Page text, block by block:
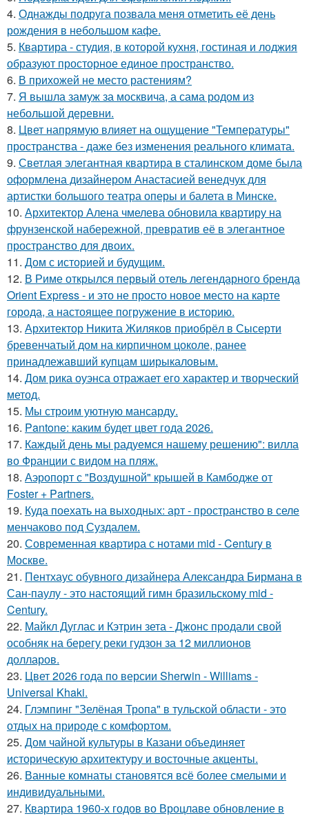
4. Однажды подруга позвала меня отметить её день
рождения в небольшом кафе.
5. Квартира - студия, в которой кухня, гостиная и лоджия
образуют просторное единое пространство.
6. В прихожей не место растениям?
7. Я вышла замуж за москвича, а сама родом из
небольшой деревни.
8. Цвет напрямую влияет на ощущение "Температуры"
пространства - даже без изменения реального климата.
9. Светлая элегантная квартира в сталинском доме была
оформлена дизайнером Анастасией венедчук для
артистки большого театра оперы и балета в Минске.
10. Архитектор Алена чмелева обновила квартиру на
фрунзенской набережной, превратив её в элегантное
пространство для двоих.
11. Дом с историей и будущим.
12. В Риме открылся первый отель легендарного бренда
Orient Express - и это не просто новое место на карте
города, а настоящее погружение в историю.
13. Архитектор Никита Жиляков приобрёл в Сысерти
бревенчатый дом на кирпичном цоколе, ранее
принадлежавший купцам ширыкаловым.
14. Дом рика оуэнса отражает его характер и творческий
метод.
15. Мы строим уютную мансарду.
16. Pantone: каким будет цвет года 2026.
17. Каждый день мы радуемся нашему решению": вилла
во Франции с видом на пляж.
18. Аэропорт с "Воздушной" крышей в Камбодже от
Foster + Partners.
19. Куда поехать на выходных: арт - пространство в селе
менчаково под Суздалем.
20. Современная квартира с нотами mid - Century в
Москве.
21. Пентхаус обувного дизайнера Александра Бирмана в
Сан-паулу - это настоящий гимн бразильскому mid -
Century.
22. Майкл Дуглас и Кэтрин зета - Джонс продали свой
особняк на берегу реки гудзон за 12 миллионов
долларов.
23. Цвет 2026 года по версии Sherwin - Williams -
Universal Khaki.
24. Глэмпинг "Зелёная Тропа" в тульской области - это
отдых на природе с комфортом.
25. Дом чайной культуры в Казани объединяет
историческую архитектуру и восточные акценты.
26. Ванные комнаты становятся всё более смелыми и
индивидуальными.
27. Квартира 1960-х годов во Вроцлаве обновление в